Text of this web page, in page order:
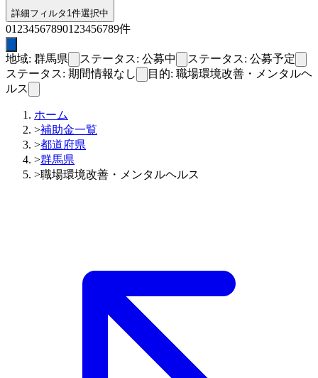
詳細フィルタ 1件選択中
01 2345678901 23456789件
地域: 群馬県 ステータス: 公募中
ステータス: 公募予定
ステータス: 期間情報なし
目的: 職場環境改善・メンタルヘ
ルス
ホーム
>補助金一覧
>都道府県
>群馬県
>職場環境改善・メンタルヘルス